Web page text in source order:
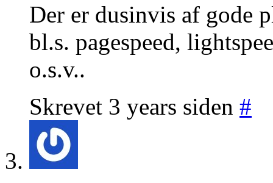
Der er dusinvis af gode
bl.s. pagespeed,
o.s.v..
Skrevet 3 years siden #